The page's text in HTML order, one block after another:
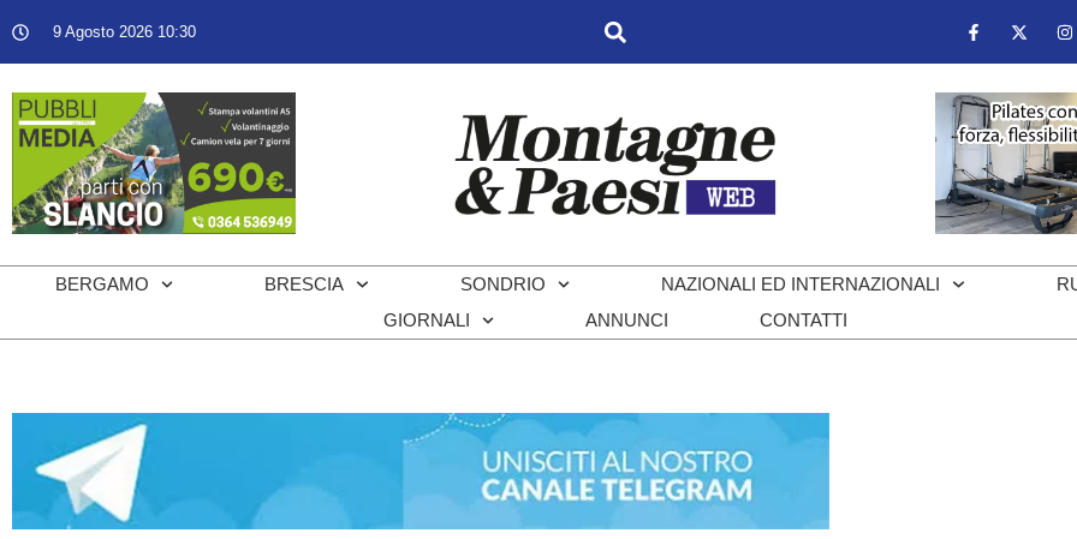
9 Agosto 2026 10:30
BERGAMO BRESCIA SONDRIO NAZIONALI ED INTERNAZIONALI
GIORNALI
ANNUNCI CONTATTI